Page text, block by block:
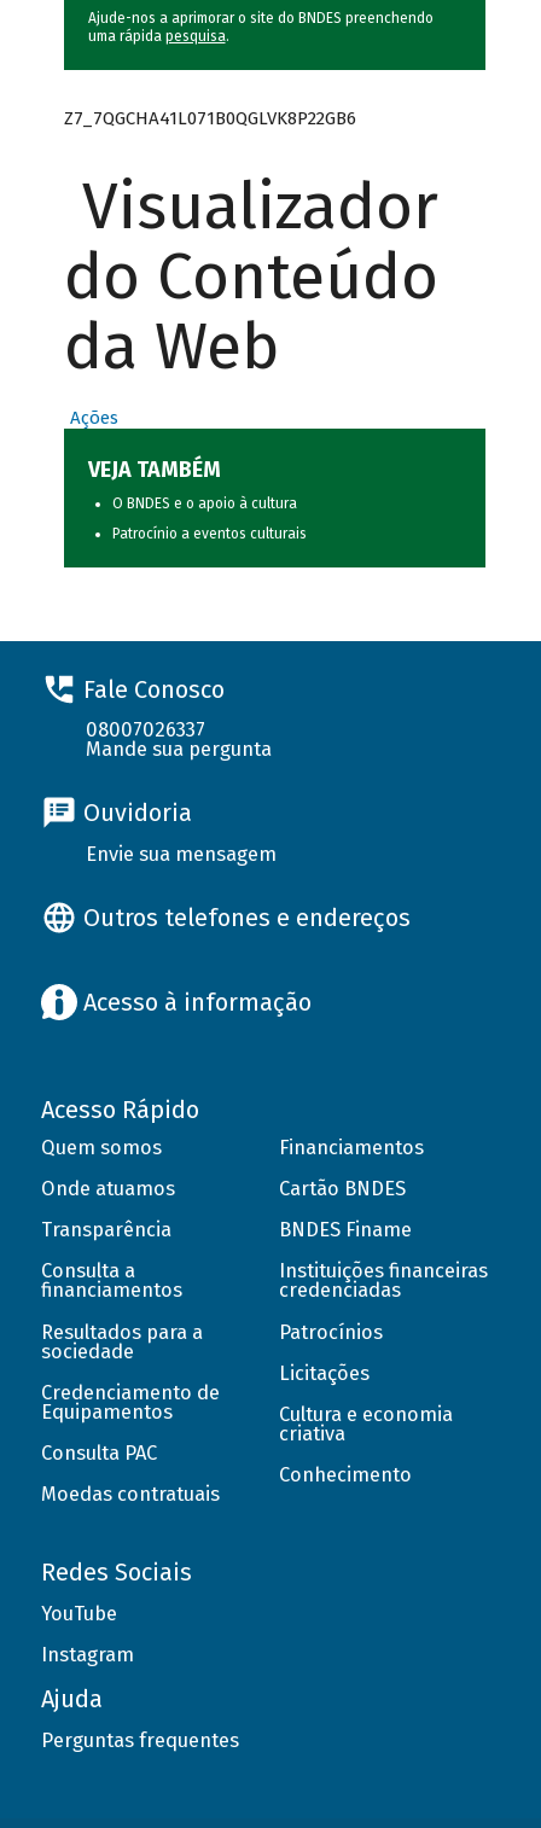
Ajude-nos a aprimorar o site do BNDES preenchendo
uma rápida pesquisa.
Z7_7QGCHA41L071B0QGLVK8P22GB6
Visualizador
do Conteúdo
da Web
Ações
VEJA TAMBÉM
O BNDES e o apoio à cultura
Patrocínio a eventos culturais
Fale Conosco
08007026337
Mande sua pergunta
Ouvidoria
Envie sua mensagem
Outros telefones e endereços
Acesso à informação
Acesso Rápido
Quem somos
Onde atuamos
Transparência
Consulta a
financiamentos
Resultados para a
sociedade
Credenciamento de
Equipamentos
Consulta PAC
Moedas contratuais
Financiamentos
Cartão BNDES
BNDES Finame
Instituições financeiras
credenciadas
Patrocínios
Licitações
Cultura e economia
criativa
Conhecimento
Redes Sociais
YouTube
Instagram
Ajuda
Perguntas frequentes